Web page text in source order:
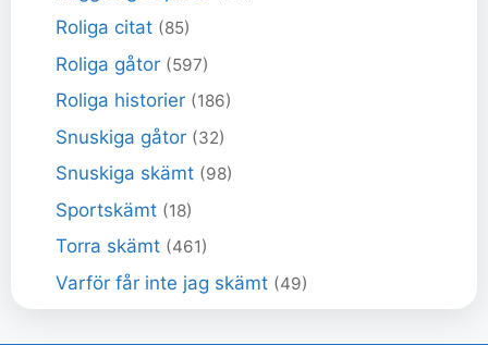
Roliga citat (85)
Roliga gåtor (597)
Roliga historier (186)
Snuskiga gåtor (32)
Snuskiga skämt (98)
Sportskämt (18)
Torra skämt (461)
Varför får inte jag skämt (49)